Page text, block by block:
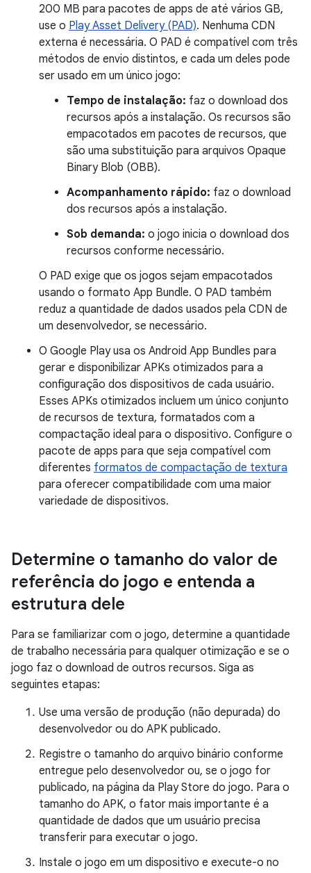
200 MB para pacotes de apps de até vários GB,
use o Play Asset Delivery (PAD). Nenhuma CDN
externa é necessária. O PAD é compatível com três
métodos de envio distintos, e cada um deles pode
ser usado em um único jogo:
Tempo de instalação: faz o download dos
recursos após a instalação. Os recursos são
empacotados em pacotes de recursos, que
são uma substituição para arquivos Opaque
Binary Blob (OBB).
Acompanhamento rápido: faz o download
dos recursos após a instalação.
Sob demanda: o jogo inicia o download dos
recursos conforme necessário.
O PAD exige que os jogos sejam empacotados
usando o formato App Bundle. O PAD também
reduz a quantidade de dados usados pela CDN de
um desenvolvedor, se necessário.
O Google Play usa os Android App Bundles para
gerar e disponibilizar APKs otimizados para a
configuração dos dispositivos de cada usuário.
Esses APKs otimizados incluem um único conjunto
de recursos de textura, formatados com a
compactação ideal para o dispositivo. Configure o
pacote de apps para que seja compatível com
diferentes formatos de compactação de textura
para oferecer compatibilidade com uma maior
variedade de dispositivos.
Determine o tamanho do valor de
referência do jogo e entenda a
estrutura dele
Para se familiarizar com o jogo, determine a quantidade
de trabalho necessária para qualquer otimização e se o
jogo faz o download de outros recursos. Siga as
seguintes etapas:
Use uma versão de produção (não depurada) do
desenvolvedor ou do APK publicado.
Registre o tamanho do arquivo binário conforme
entregue pelo desenvolvedor ou, se o jogo for
publicado, na página da Play Store do jogo. Para o
tamanho do APK, o fator mais importante é a
quantidade de dados que um usuário precisa
transferir para executar o jogo.
Instale o jogo em um dispositivo e execute-o no